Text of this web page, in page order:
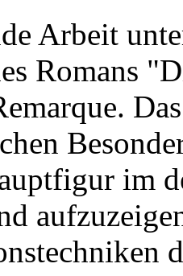
Arbeit
Romans
im